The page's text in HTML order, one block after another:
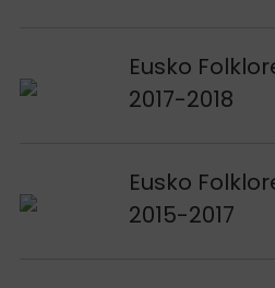
Eusko
2017-2018
Voir publication
Eusko
2015-2017
Voir publication